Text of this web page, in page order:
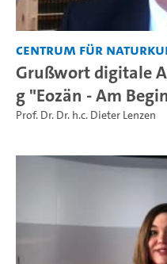
Centrum für
Grußwort digitale
g "Eozän - Am
Prof. Dr. Dr. h.c. Dieter Lenzen